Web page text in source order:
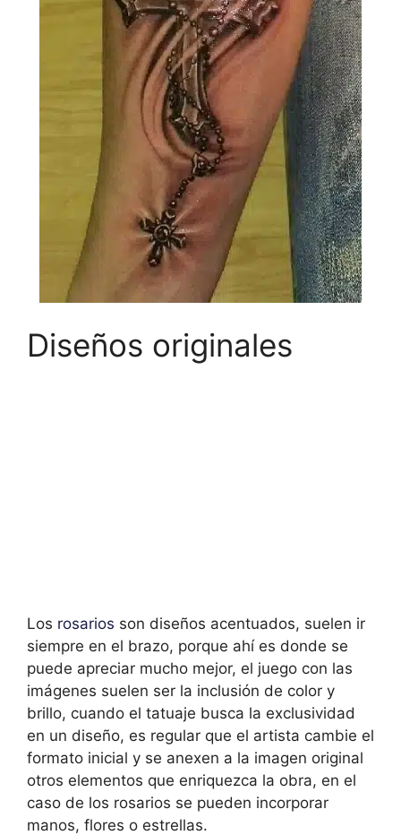
Diseños originales
Los rosarios son diseños acentuados, suelen ir
siempre en el brazo, porque ahí es donde se
puede apreciar mucho mejor, el juego con las
imágenes suelen ser la inclusión de color y
brillo, cuando el tatuaje busca la exclusividad
en un diseño, es regular que el artista cambie el
formato inicial y se anexen a la imagen original
otros elementos que enriquezca la obra, en el
caso de los rosarios se pueden incorporar
manos, flores o estrellas.